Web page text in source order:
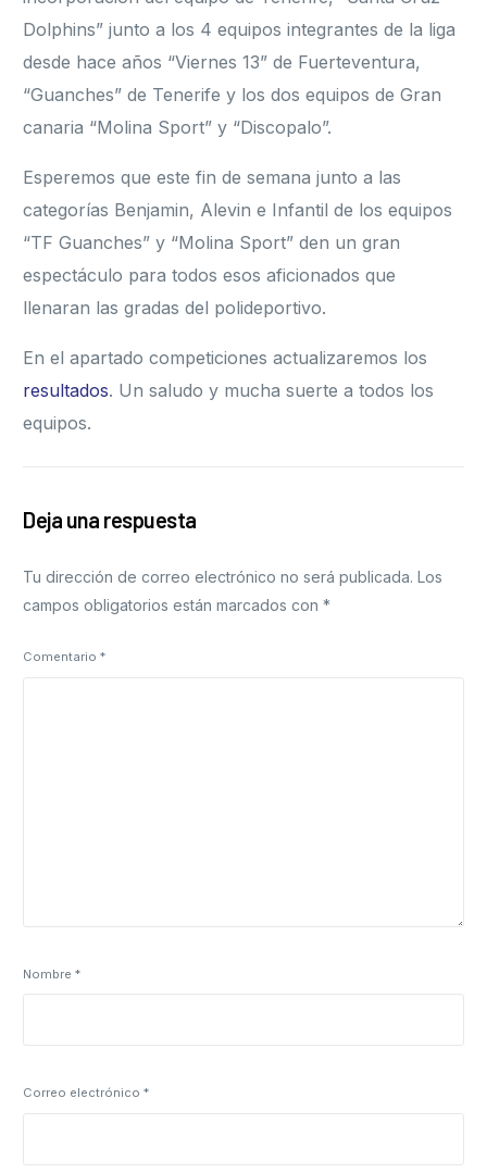
Dolphins” junto a los 4 equipos integrantes de la liga
desde hace años “Viernes 13” de Fuerteventura,
“Guanches” de Tenerife y los dos equipos de Gran
canaria “Molina Sport” y “Discopalo”.
Esperemos que este fin de semana junto a las
categorías Benjamin, Alevin e Infantil de los equipos
“TF Guanches” y “Molina Sport” den un gran
espectáculo para todos esos aficionados que
llenaran las gradas del polideportivo.
En el apartado competiciones actualizaremos los
resultados. Un saludo y mucha suerte a todos los
equipos.
Deja una respuesta
Tu dirección de correo electrónico no será publicada. Los
campos obligatorios están marcados con*
Comentario*
Nombre*
Correo electrónico*